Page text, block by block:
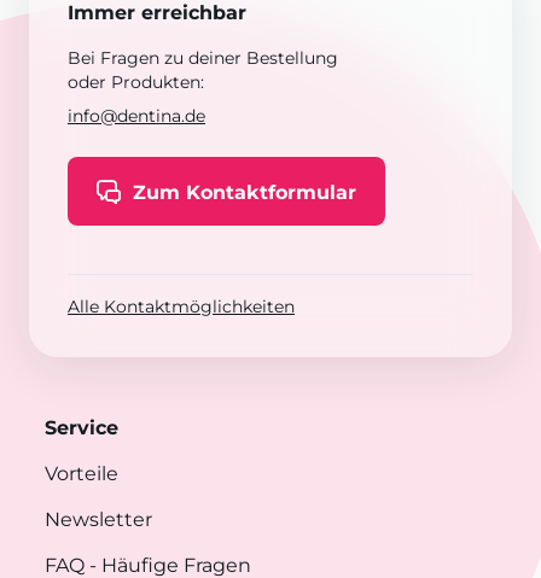
Immer erreichbar
Bei Fragen zu deiner Bestellung
oder Produkten:
info@dentina.de
Zum Kontaktformular
Alle Kontaktmöglichkeiten
Service
Vorteile
Newsletter
FAQ - Häufige Fragen